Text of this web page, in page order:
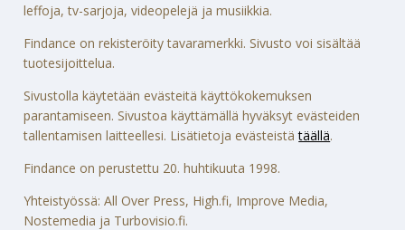
leffoja, tv-sarjoja, videopelejä ja musiikkia.
Findance on rekisteröity tavaramerkki. Sivusto voi sisältää
tuotesijoittelua.
Sivustolla käytetään evästeitä käyttökokemuksen
parantamiseen. Sivustoa käyttämällä hyväksyt evästeiden
tallentamisen laitteellesi. Lisätietoja evästeistätäällä.
Findance on perustettu 20. huhtikuuta 1998.
Yhteistyössä: All Over Press, High.fi, Improve Media,
Nostemedia ja Turbovisio.fi.